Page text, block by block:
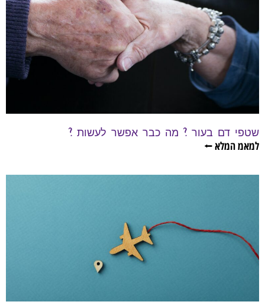
שטפי דם בעור ? מה כבר אפשר לעשות ?
למאמ המלא ⭠